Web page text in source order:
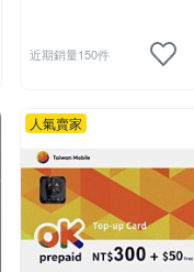
近期銷量150件
人氣賣家